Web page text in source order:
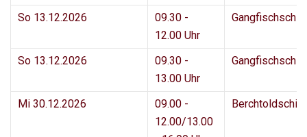
So 13.12.2026
09.30 -
12.00 Uhr
So 13.12.2026
09.30 -
13.00 Uhr
Mi 30.12.2026
09.00 -
12.00/13.00